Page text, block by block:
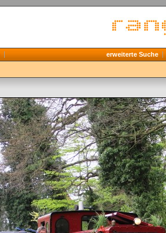
erweiterte Suche